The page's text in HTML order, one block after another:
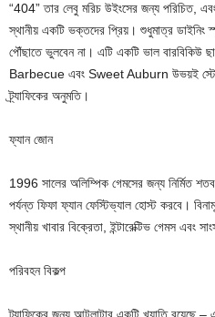
“404” তার লেবু মরিচ উইংসের জন্য পরিচিত,
স্থানীয় একটি ভক্তদের প্রিয়। শুধুমাত্র ডাইনিং
পৌঁছাতে ভুলবেন না। এটি একটি ভাল বারবিকিউ
Barbecue এবং Sweet Auburn উভয়ই
ট্র্যাফিকের অনুমতি।
ফ্যান জোন
1996 সালের অলিম্পিক গেমসের জন্য নির্মিত
পর্যন্ত ফিফা ফ্যান ফেস্টিভ্যাল হোস্ট করবে।
স্থানীয় খাবার বিক্রেতা, ইন্টারেক্টিভ গেমস এবং
পরিবহন বিকল্প